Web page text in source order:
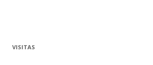
VISITAS